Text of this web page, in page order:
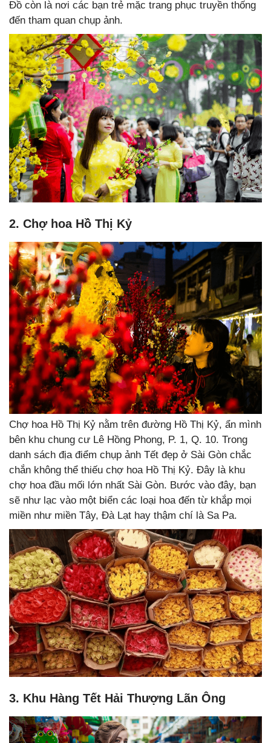
Đồ còn là nơi các bạn trẻ mặc trang phục truyền thống
đến tham quan chụp ảnh.
2. Chợ hoa Hồ Thị Kỷ
Chợ hoa Hồ Thị Kỷ nằm trên đường Hồ Thị Kỷ, ẩn mình
bên khu chung cư Lê Hồng Phong, P. 1, Q. 10. Trong
danh sách địa điểm chụp ảnh Tết đẹp ở Sài Gòn chắc
chắn không thể thiếu chợ hoa Hồ Thị Kỷ. Đây là khu
chợ hoa đầu mối lớn nhất Sài Gòn. Bước vào đây, bạn
sẽ như lạc vào một biển các loại hoa đến từ khắp mọi
miền như miền Tây, Đà Lạt hay thậm chí là Sa Pa.
3. Khu Hàng Tết Hải Thượng Lãn Ông